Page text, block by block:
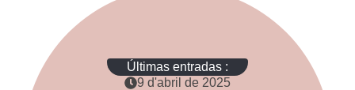
Últimas entradas :
9 d'abril de 2025